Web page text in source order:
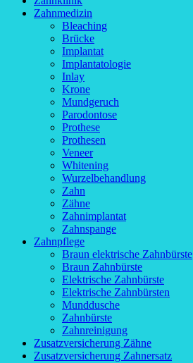
Zahnmedizin
Bleaching
Brücke
Implantat
Implantatologie
Inlay
Krone
Mundgeruch
Parodontose
Prothese
Prothesen
Veneer
Whitening
Wurzelbehandlung
Zahn
Zähne
Zahnimplantat
Zahnspange
Zahnpflege
Braun elektrische Zahnbürste
Braun Zahnbürste
Elektrische Zahnbürste
Elektrische Zahnbürsten
Munddusche
Zahnbürste
Zahnreinigung
Zusatzversicherung Zähne
Zusatzversicherung Zahnersatz